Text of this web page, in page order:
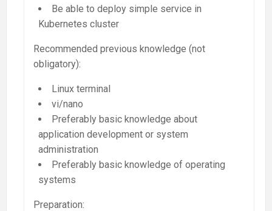
Be able to deploy simple service in
Kubernetes cluster
Recommended previous knowledge (not
obligatory):
Linux terminal
vi/nano
Preferably basic knowledge about
application development or system
administration
Preferably basic knowledge of operating
systems
Preparation: